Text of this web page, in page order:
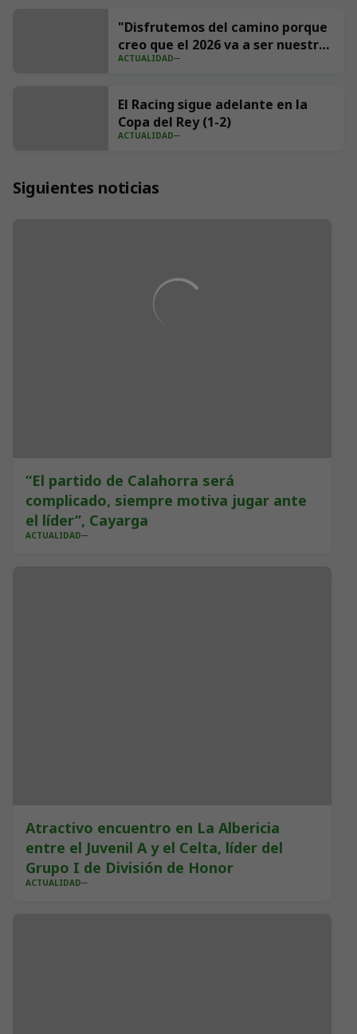
"Disfrutemos del camino porque
creo que el 2026 va a ser nuestro
año"
ACTUALIDAD
El Racing sigue adelante en la
Copa del Rey (1-2)
ACTUALIDAD
Siguientes noticias
“El partido de Calahorra será
complicado, siempre motiva jugar ante
el líder”, Cayarga
ACTUALIDAD
Atractivo encuentro en La Albericia
entre el Juvenil A y el Celta, líder del
Grupo I de División de Honor
ACTUALIDAD